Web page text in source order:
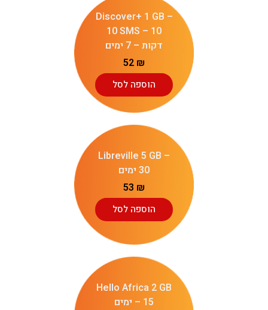
Discover+ 1 GB –
10 SMS – 10
דקות – 7 ימים
52 ₪
הוספה לסל
Libreville 5 GB –
30 ימים
53 ₪
הוספה לסל
Hello Africa 2 GB
– 15 ימים